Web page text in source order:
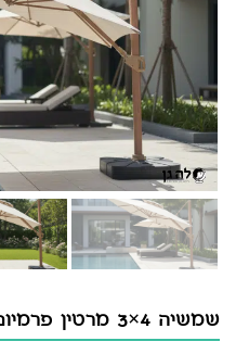
שמשיה 4×3 מרטין פרמיום דמוי עץ